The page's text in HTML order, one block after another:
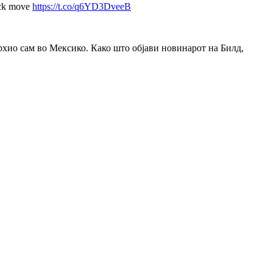
move https://t.co/q6YD3DveeB
сам во Мексико. Како што објави новинарот на Билд,